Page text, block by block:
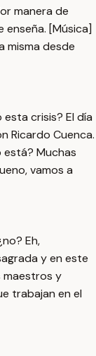
manera de
[Música]
misma desde
crisis? El día
Ricardo Cuenca.
está? Muchas
vamos a
Eh,
y en este
maestros y
trabajan en el